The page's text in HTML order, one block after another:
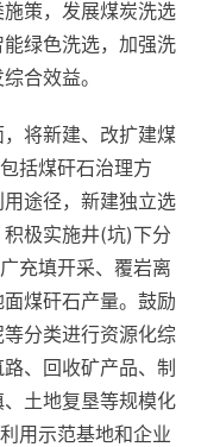
策，发展煤炭洗选
绿色洗选，加强洗
合效益。
将新建、改扩建煤
括煤矸石治理方
途径，新建独立选
极实施井(坑)下分
充填开采、覆岩离
煤矸石产量。鼓励
分类进行资源化综
、回收矿产品、制
土地复垦等规模化
用示范基地和企业